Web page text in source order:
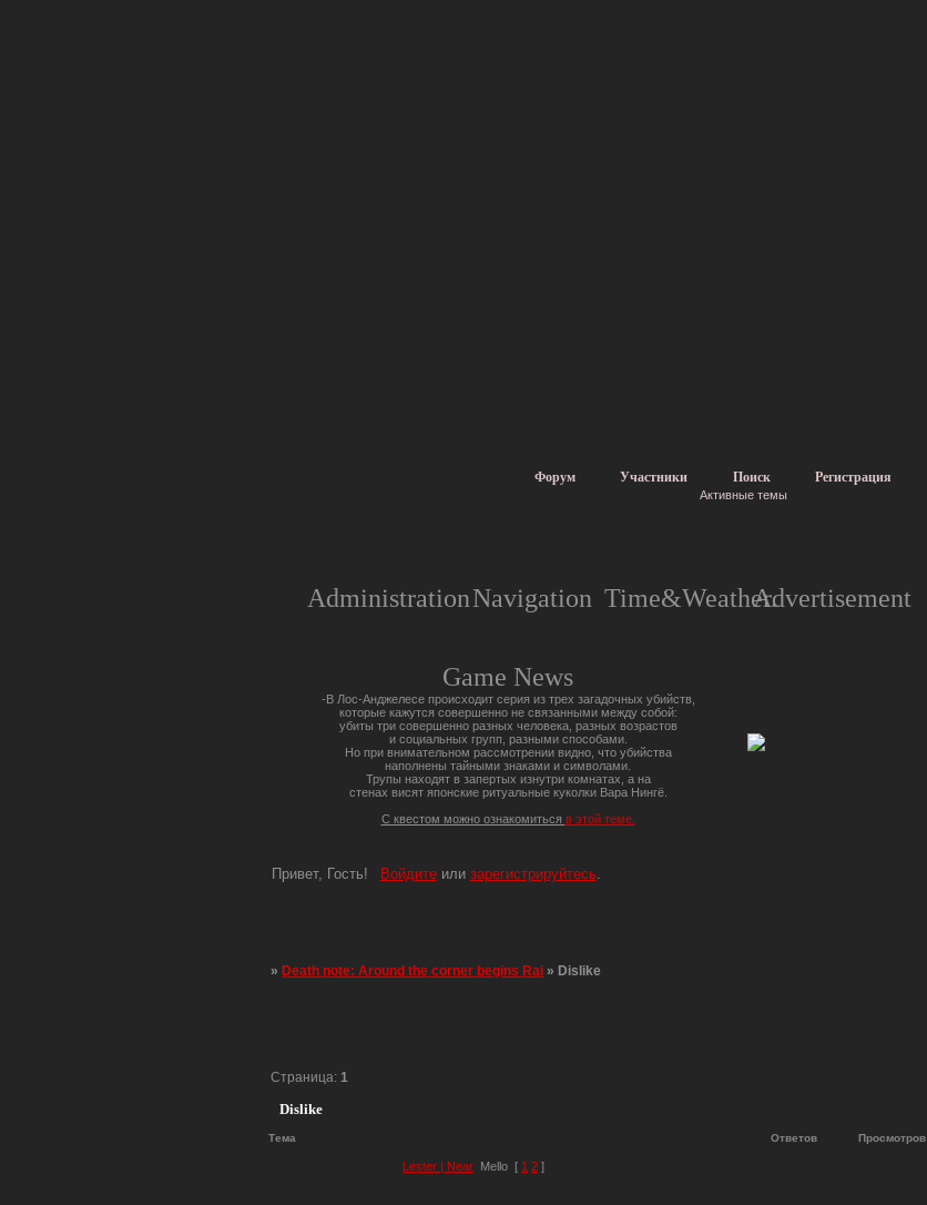
Форум Участники Поиск Регистрация
Активные темы
AdministrationNavigation Time&Weather.Advertisement
Game News
-В Лос-Анджелесе происходит серия из трех загадочных убийств,
которые кажутся совершенно не связанными между собой:
убиты три совершенно разных человека, разных возрастов
и социальных групп, разными способами.
Но при внимательном рассмотрении видно, что убийства
наполнены тайными знаками и символами.
Трупы находят в запертых изнутри комнатах, а на
стенах висят японские ритуальные куколки Вара Нингё.
С квестом можно ознакомиться в этой теме.
Привет, Гость! Войдитеили зарегистрируйтесь.
»Death note: Around the corner begins Rai » Dislike
Dislike
Страница: 1
Тема Ответов Просмотров
Lester | Near Mello [ 1 2 ]